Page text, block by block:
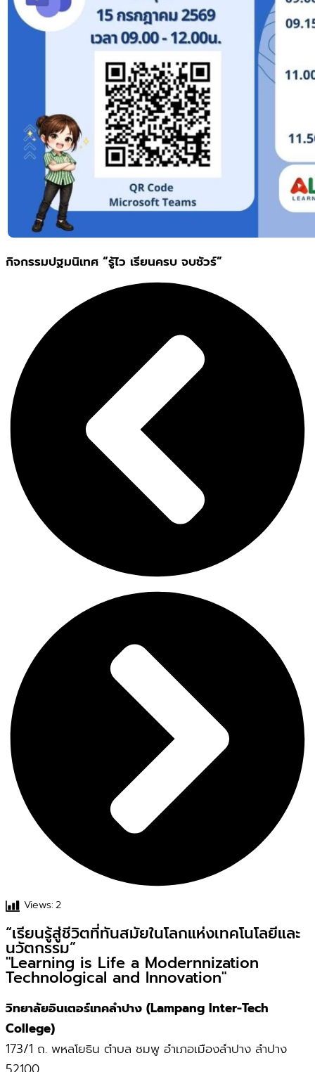
กิจกรรมปฐมนิเทศ “รู้ไว เรียนครบ จบชัวร์”
Views:2
“เรียนรู้สู่ชีวิตที่ทันสมัยในโลกแห่งเทคโนโลยีและ
นวัตกรรม”
"Learning is Life a Modernnization
Technological and Innovation"
วิทยาลัยอินเตอร์เทคลำปาง (Lampang Inter-Tech
College)
173/1 ถ. พหลโยธิน ตำบล ชมพู อำเภอเมืองลำปาง ลำปาง